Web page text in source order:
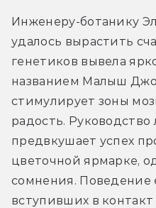
Инженеру-ботанику
удалось вырастить
генетиков вывела
названием Малыш
стимулирует зоны
радость.
предвкушает успех
цветочной ярмарке,
сомнения. Поведение
вступивших в